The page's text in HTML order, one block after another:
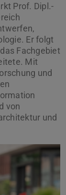
Prof. Dipl.-
Er folgt
Fachgebiet
Mit
und
von
und